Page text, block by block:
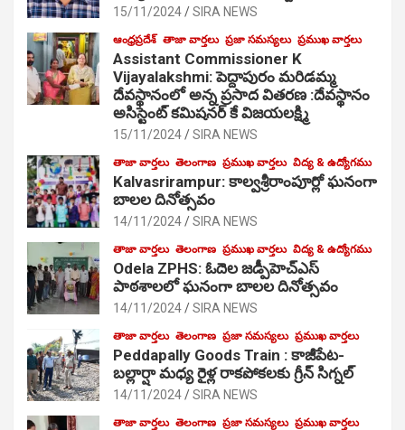
15/11/2024 SIRA NEWS
ఆంధ్రప్రదేశ్ తాజా వార్తలు ప్రజా సమస్యలు ప్రముఖ వార్తలు
Assistant Commissioner K
Vijayalakshmi: పెద్దాపురం మరిడమ్మ
దేవస్థానంలో అన్న ప్రసాద వితరణ :దేవస్థానం
అసిస్టెంట్ కమిషనర్ కే విజయలక్ష్మి
15/11/2024 SIRA NEWS
తాజా వార్తలు తెలంగాణ ప్రముఖ వార్తలు విద్య & ఉద్యోగము
Kalvasrirampur: కాల్వశ్రీరాంపూర్లో ఘనంగా
బాలల దినోత్సవం
14/11/2024 SIRA NEWS
తాజా వార్తలు తెలంగాణ ప్రముఖ వార్తలు విద్య & ఉద్యోగము
Odela ZPHS: ఓదెల జ‌డ్పీహెచ్ఎస్
పాఠ‌శాల‌లో ఘనంగా బాలల దినోత్సవం
14/11/2024 SIRA NEWS
తాజా వార్తలు తెలంగాణ ప్రజా సమస్యలు ప్రముఖ వార్తలు
Peddapally Goods Train : కాజీపేట-
బల్లార్షా మధ్య రైళ్ల రాకపోకలకు గ్రీన్ సిగ్నల్
14/11/2024 SIRA NEWS
తాజా వార్తలు తెలంగాణ ప్రజా సమస్యలు ప్రముఖ వార్తలు